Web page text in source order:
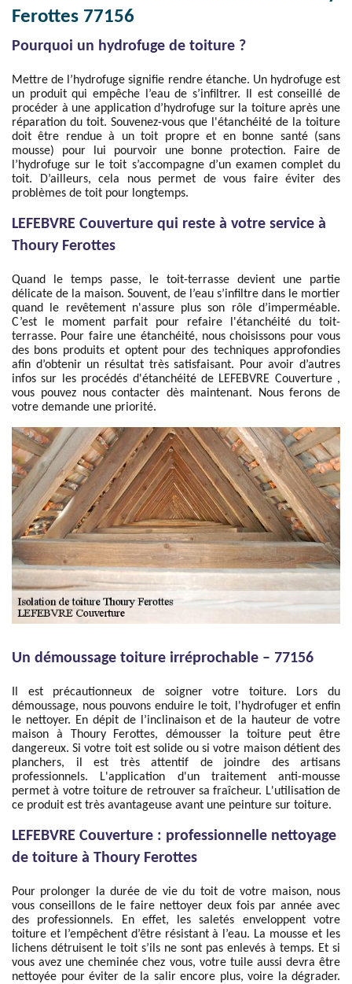
Ferottes 77156
Pourquoi un hydrofuge de toiture ?
Mettre de l’hydrofuge signifie rendre étanche. Un hydrofuge est
un produit qui empêche l’eau de s’infiltrer. Il est conseillé de
procéder à une application d’hydrofuge sur la toiture après une
réparation du toit. Souvenez-vous que l'étanchéité de la toiture
doit être rendue à un toit propre et en bonne santé (sans
mousse) pour lui pourvoir une bonne protection. Faire de
l’hydrofuge sur le toit s’accompagne d’un examen complet du
toit. D’ailleurs, cela nous permet de vous faire éviter des
problèmes de toit pour longtemps.
LEFEBVRE Couverture qui reste à votre service à
Thoury Ferottes
Quand le temps passe, le toit-terrasse devient une partie
délicate de la maison. Souvent, de l’eau s’infiltre dans le mortier
quand le revêtement n'assure plus son rôle d’imperméable.
C’est le moment parfait pour refaire l'étanchéité du toit-
terrasse. Pour faire une étanchéité, nous choisissons pour vous
des bons produits et optent pour des techniques approfondies
afin d’obtenir un résultat très satisfaisant. Pour avoir d’autres
infos sur les procédés d'étanchéité de LEFEBVRE Couverture ,
vous pouvez nous contacter dès maintenant. Nous ferons de
votre demande une priorité.
Un démoussage toiture irréprochable – 77156
Il est précautionneux de soigner votre toiture. Lors du
démoussage, nous pouvons enduire le toit, l'hydrofuger et enfin
le nettoyer. En dépit de l’inclinaison et de la hauteur de votre
maison à Thoury Ferottes, démousser la toiture peut être
dangereux. Si votre toit est solide ou si votre maison détient des
planchers, il est très attentif de joindre des artisans
professionnels. L'application d'un traitement anti-mousse
permet à votre toiture de retrouver sa fraîcheur. L'utilisation de
ce produit est très avantageuse avant une peinture sur toiture.
LEFEBVRE Couverture : professionnelle nettoyage
de toiture à Thoury Ferottes
Pour prolonger la durée de vie du toit de votre maison, nous
vous conseillons de le faire nettoyer deux fois par année avec
des professionnels. En effet, les saletés enveloppent votre
toiture et l’empêchent d’être résistant à l’eau. La mousse et les
lichens détruisent le toit s’ils ne sont pas enlevés à temps. Et si
vous avez une cheminée chez vous, votre tuile aussi devra être
nettoyée pour éviter de la salir encore plus, voire la dégrader.